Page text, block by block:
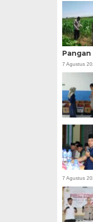
7 Agustus
7 Agustus